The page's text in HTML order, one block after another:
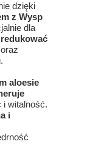
dzięki
z Wysp
dla
oraz
aloesie
witalność.
i